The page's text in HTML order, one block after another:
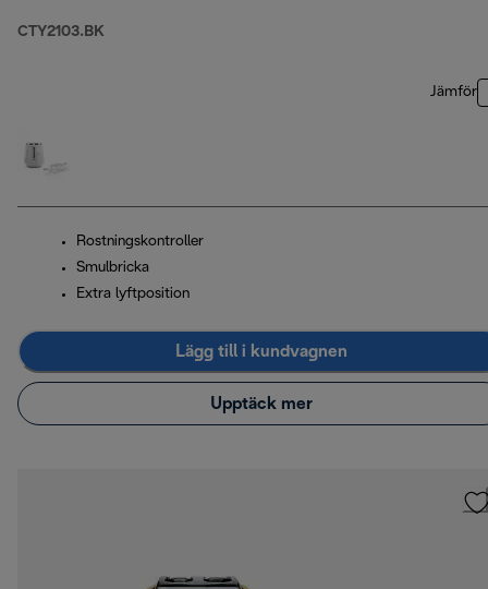
CTY2103.BK
Jämför
Rostningskontroller
Smulbricka
Extra lyftposition
Lägg till i kundvagnen
Upptäck mer